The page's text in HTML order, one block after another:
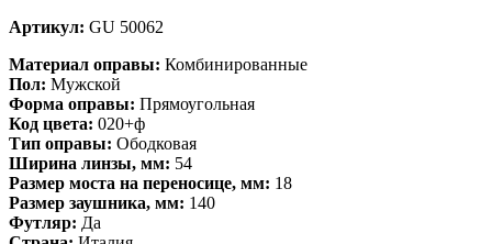
Артикул: GU 50062
Материал оправы: Комбинированные
Пол: Мужской
Форма оправы: Прямоугольная
Код цвета: 020+ф
Тип оправы: Ободковая
Ширина линзы, мм: 54
Размер моста на переносице, мм: 18
Размер заушника, мм: 140
Футляр: Да